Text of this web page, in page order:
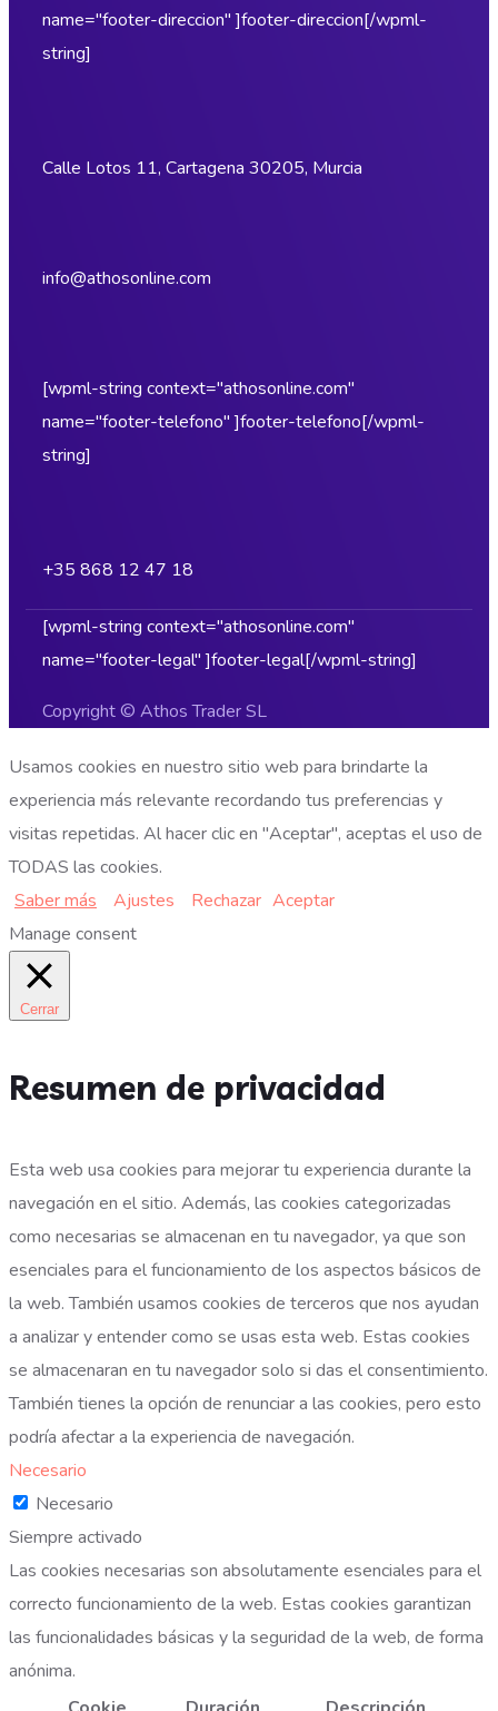
name="footer-direccion" ]footer-direccion[/wpml-
string]
Calle Lotos 11, Cartagena 30205, Murcia
info@athosonline.com
[wpml-string context="athosonline.com"
name="footer-telefono" ]footer-telefono[/wpml-
string]
+35 868 12 47 18
[wpml-string context="athosonline.com"
name="footer-legal" ]footer-legal[/wpml-string]
Copyright © Athos Trader SL
Usamos cookies en nuestro sitio web para brindarte la
experiencia más relevante recordando tus preferencias y
visitas repetidas. Al hacer clic en "Aceptar", aceptas el uso de
TODAS las cookies.
Saber más
Ajustes Rechazar Aceptar
Manage consent
Cerrar
Resumen de privacidad
Esta web usa cookies para mejorar tu experiencia durante la
navegación en el sitio. Además, las cookies categorizadas
como necesarias se almacenan en tu navegador, ya que son
esenciales para el funcionamiento de los aspectos básicos de
la web. También usamos cookies de terceros que nos ayudan
a analizar y entender como se usas esta web. Estas cookies
se almacenaran en tu navegador solo si das el consentimiento.
También tienes la opción de renunciar a las cookies, pero esto
podría afectar a la experiencia de navegación.
Necesario
Necesario
Siempre activado
Las cookies necesarias son absolutamente esenciales para el
correcto funcionamiento de la web. Estas cookies garantizan
las funcionalidades básicas y la seguridad de la web, de forma
anónima.